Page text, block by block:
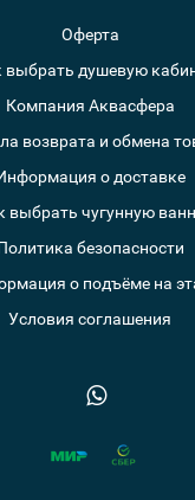
Оферта
выбрать душевую
Компания Аквасфера
возврата и обмена
о доставке
выбрать чугунную
безопасности
о подъёме на
Условия соглашения